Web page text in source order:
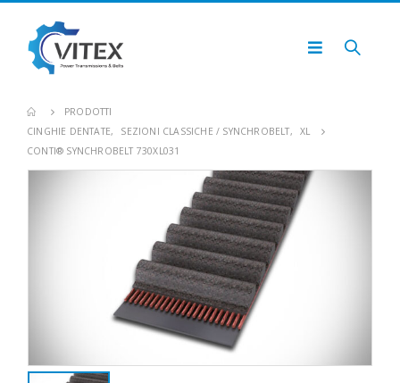
PRODOTTI
CINGHIE DENTATE, SEZIONI CLASSICHE / SYNCHROBELT,
XL
CONTI® SYNCHROBELT 730XL031